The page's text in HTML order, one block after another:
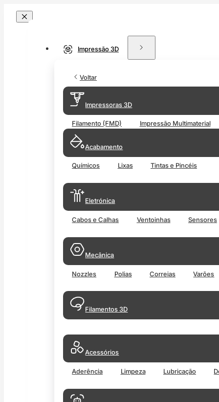
Impressão 3D
Voltar
Impressoras 3D
Filamento (FMD) Impressão Multimaterial
Acabamento
Químicos Lixas Tintas e Pincéis
Eletrónica
Cabos e Calhas Ventoinhas Sensores
Mecânica
Nozzles Polias Correias Varões
Filamentos 3D
Acessórios
Aderência Limpeza Lubricação